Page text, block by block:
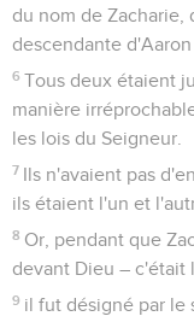
du nom de Zacharie,
descendante
6 Tous deux étaient
manière
les lois du Seigneur.
7 Ils n'avaient pas
ils étaient l'un et
8 Or, pendant que
devant Dieu – c'était
9 il fut désigné par le